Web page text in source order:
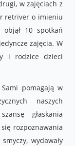
w zajęciach z
retriver o imieniu
10 spotkań
zajęcia. W
i rodzice dzieci
pomagają w
naszych
głaskania
rozpoznawania
wydawały